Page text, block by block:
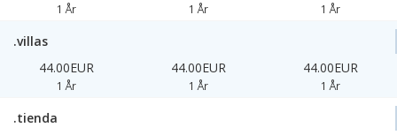
1 År 1 År 1 År
.villas
44.00EUR
1 År
44.00EUR
1 År
44.00EUR
1 År
.tienda